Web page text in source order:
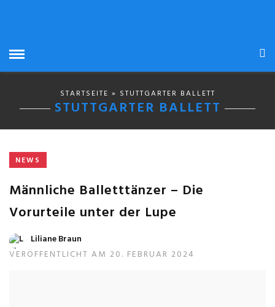
STARTSEITE » STUTTGARTER BALLETT
STUTTGARTER BALLETT
NEWS
Männliche Balletttänzer – Die
Vorurteile unter der Lupe
Liliane Braun
VERÖFFENTLICHT AM 20. FEBRUAR 2024